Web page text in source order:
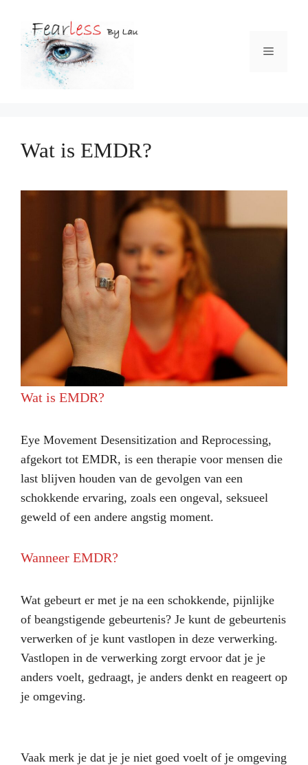
Menu
Wat is EMDR?
Wat is EMDR?
Eye Movement Desensitization and Reprocessing,
afgekort tot EMDR, is een therapie voor mensen die
last blijven houden van de gevolgen van een
schokkende ervaring, zoals een ongeval, seksueel
geweld of een andere angstig moment.
Wanneer EMDR?
Wat gebeurt er met je na een schokkende, pijnlijke
of beangstigende gebeurtenis? Je kunt de gebeurtenis
verwerken of je kunt vastlopen in deze verwerking.
Vastlopen in de verwerking zorgt ervoor dat je je
anders voelt, gedraagt, je anders denkt en reageert op
je omgeving.
Vaak merk je dat je je niet goed voelt of je omgeving